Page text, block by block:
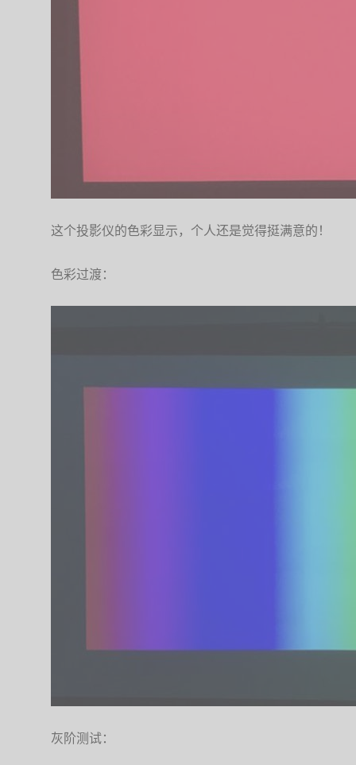
这个投影仪的色彩显示，个人还是觉得挺满意的！
色彩过渡：
灰阶测试：